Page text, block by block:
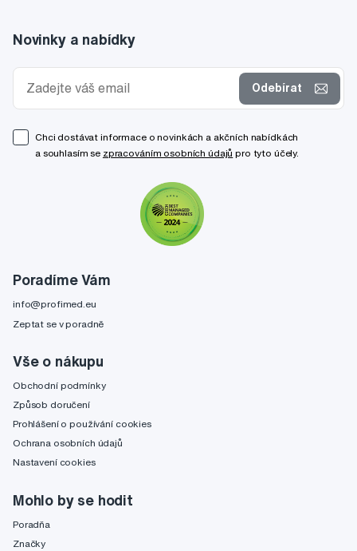
Poradíme Vám
info@profimed.eu
Zeptat se v poradně
Vše o nákupu
Obchodní podmínky
Způsob doručení
Prohlášení o používání cookies
Ochrana osobních údajů
Nastavení cookies
Mohlo by se hodit
Poradňa
Značky
Novinky a nabídky
Odebírat
Chci dostávat informace o novinkách a akčních nabídkách
a souhlasím se zpracováním osobních údajů pro tyto účely.